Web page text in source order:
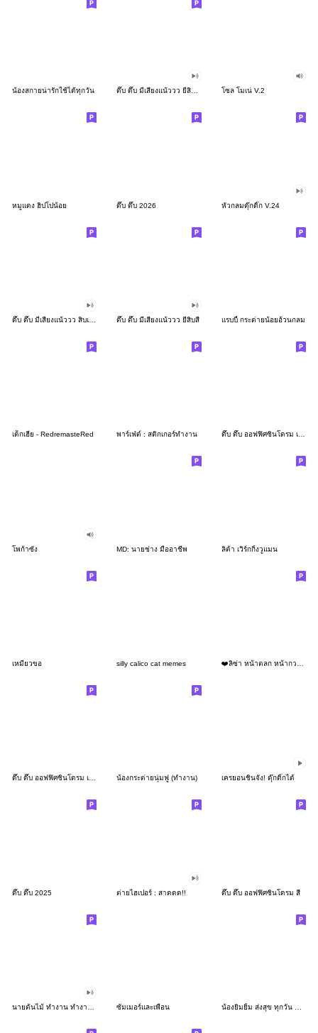
น้องสกายน่ารักใช้ได้ทุกวัน ดึ๊บ ดึ๊บ มีเสียงแน้ววว ยี่สิบสอง โซล โมเน่ V.2
หมูแดง ฮิปโปน้อย ดึ๊บ ดึ๊บ 2026 หัวกลมดุ๊กดิ๊ก V.24
ดึ๊บ ดึ๊บ มีเสียงแน้ววว ยี่สิบสี่ แรบบี้ กระต่ายน้อยอ้วนกลม
เด็กเฮีย - RedremasteRed พาร์เฟ่ต์ : สติกเกอร์ทำงาน ดึ๊บ ดึ๊บ ออฟฟิศซินโดรม เจ็ด
โพก้าซัง MD: นายช่าง มืออาชีพ ลิต้า เวิร์กกิ้งวูแมน
เหมียวขอ silly calico cat memes
ดึ๊บ ดึ๊บ ออฟฟิศซินโดรม เก้า น้องกระต่ายนุ่มฟู (ทำงาน) เครยอนชินจัง! ดุ๊กดิ๊กได้
ดึ๊บ ดึ๊บ 2025 ต่ายไฮเปอร์ : สาดดด!! ดึ๊บ ดึ๊บ ออฟฟิศซินโดรม สี่
ซัมเมอร์และเพื่อน